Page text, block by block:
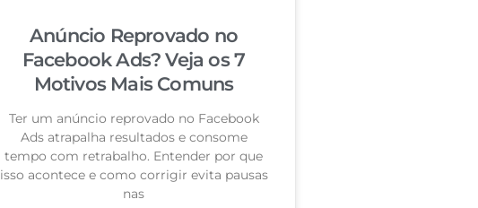
Anúncio Reprovado no
Facebook Ads? Veja os 7
Motivos Mais Comuns
Ter um anúncio reprovado no Facebook
Ads atrapalha resultados e consome
tempo com retrabalho. Entender por que
isso acontece e como corrigir evita pausas
nas